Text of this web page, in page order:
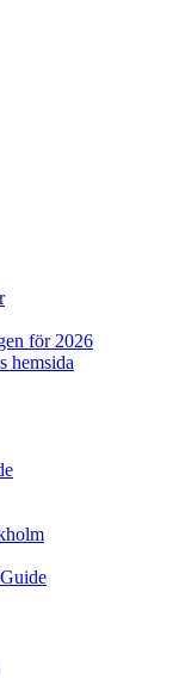
för 2026
hemsida
Guide